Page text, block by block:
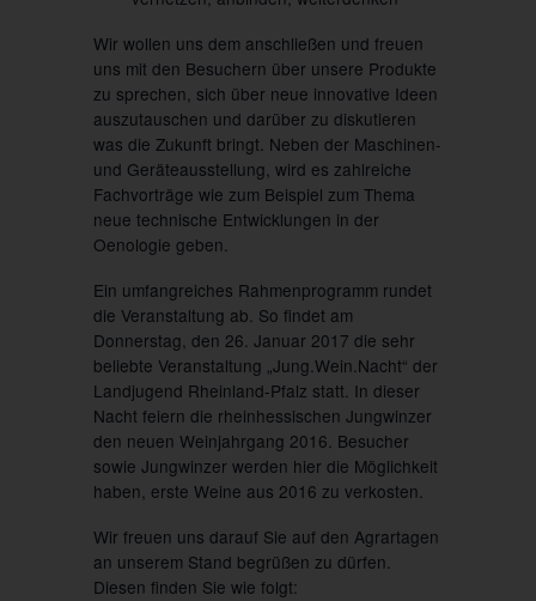
Wir wollen uns dem anschließen und freuen
uns mit den Besuchern über unsere Produkte
zu sprechen, sich über neue innovative Ideen
auszutauschen und darüber zu diskutieren
was die Zukunft bringt. Neben der Maschinen-
und Geräteausstellung, wird es zahlreiche
Fachvorträge wie zum Beispiel zum Thema
neue technische Entwicklungen in der
Oenologie geben.
Ein umfangreiches Rahmenprogramm rundet
die Veranstaltung ab. So findet am
Donnerstag, den 26. Januar 2017 die sehr
beliebte Veranstaltung „Jung.Wein.Nacht“ der
Landjugend Rheinland-Pfalz statt. In dieser
Nacht feiern die rheinhessischen Jungwinzer
den neuen Weinjahrgang 2016. Besucher
sowie Jungwinzer werden hier die Möglichkeit
haben, erste Weine aus 2016 zu verkosten.
Wir freuen uns darauf Sie auf den Agrartagen
an unserem Stand begrüßen zu dürfen.
Diesen finden Sie wie folgt: